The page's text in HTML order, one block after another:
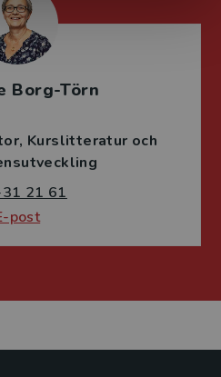
Borg-Törn
Kurslitteratur och
21 61
post